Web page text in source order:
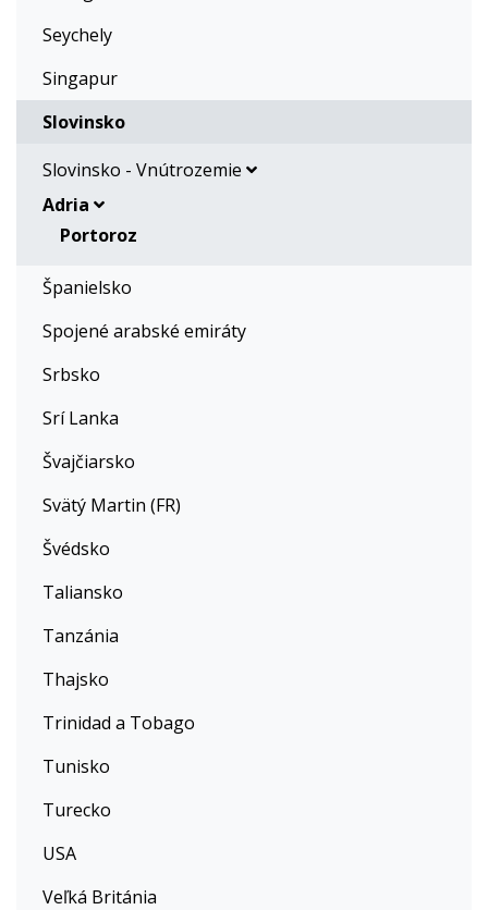
Seychely
Singapur
Slovinsko
Slovinsko - Vnútrozemie
Adria
Portoroz
Španielsko
Spojené arabské emiráty
Srbsko
Srí Lanka
Švajčiarsko
Svätý Martin (FR)
Švédsko
Taliansko
Tanzánia
Thajsko
Trinidad a Tobago
Tunisko
Turecko
USA
Veľká Británia